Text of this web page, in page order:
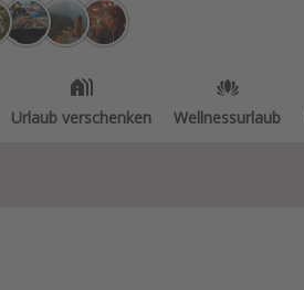
Urlaub verschenken Wellnessurlaub